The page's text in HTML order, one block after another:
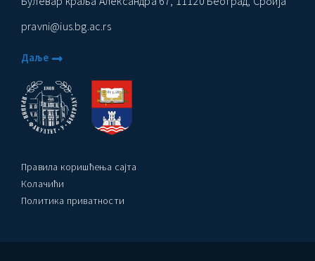
pravni@ius.bg.ac.rs
Даље
Правила коришћења сајта
Колачићи
Политика приватности